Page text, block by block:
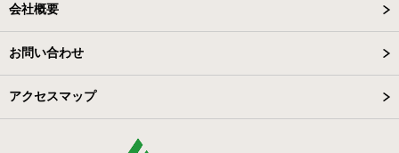
会社概要
お問い合わせ
アクセスマップ